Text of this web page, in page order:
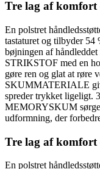
Tre lag af komfort
En polstret
tastaturet og tilbyder 54
bøjningen af
STRIKSTOF med en
gøre ren og glat at
SKUMMATERIALE
spreder trykket
MEMORYSKUM
udformning, der
Tre lag af komfort
En polstret